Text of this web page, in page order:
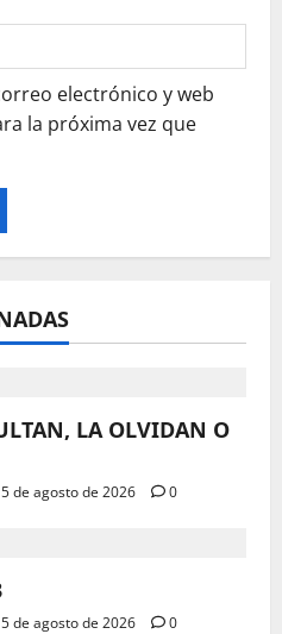
electrónico y web
la próxima vez que
LA OLVIDAN O
5 de agosto de 2026
0
5 de agosto de 2026
0